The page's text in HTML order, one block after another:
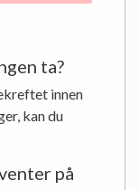
ta?
innen
kan du
på